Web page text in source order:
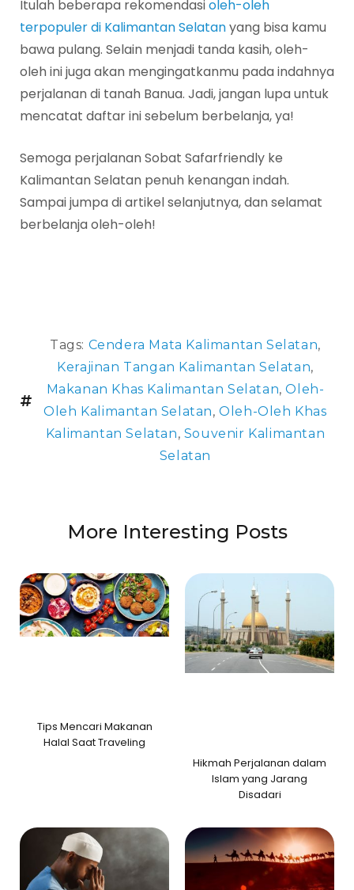
Itulah beberapa rekomendasioleh-oleh
terpopuler di Kalimantan Selatanyang bisa kamu
bawa pulang. Selain menjadi tanda kasih, oleh-
oleh ini juga akan mengingatkanmu pada indahnya
perjalanan di tanah Banua. Jadi, jangan lupa untuk
mencatat daftar ini sebelum berbelanja, ya!
Semoga perjalanan Sobat Safarfriendly ke
Kalimantan Selatan penuh kenangan indah.
Sampai jumpa di artikel selanjutnya, dan selamat
berbelanja oleh-oleh!
Tags: Cendera Mata Kalimantan Selatan,
Kerajinan Tangan Kalimantan Selatan,
Makanan Khas Kalimantan Selatan,Oleh-
Oleh Kalimantan Selatan,Oleh-Oleh Khas
Kalimantan Selatan, Souvenir Kalimantan
Selatan
More Interesting Posts
Tips Mencari Makanan
Halal Saat Traveling
Hikmah Perjalanan dalam
Islam yang Jarang
Disadari